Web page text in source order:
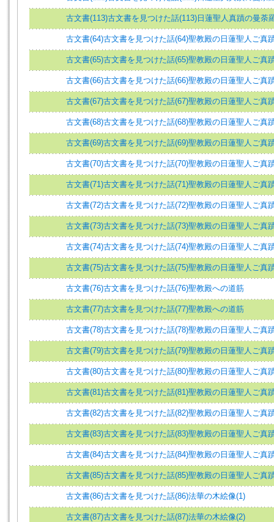
古文書(113)古文書を見つけた話(113)日蓮聖人真蹟の曼荼
古文書(64)古文書を見つけた話(64)聖教殿の日蓮聖人ご真
古文書(65)古文書を見つけた話(65)聖教殿の日蓮聖人ご真
古文書(66)古文書を見つけた話(66)聖教殿の日蓮聖人ご真
古文書(67)古文書を見つけた話(67)聖教殿の日蓮聖人ご真
古文書(68)古文書を見つけた話(68)聖教殿の日蓮聖人ご真
古文書(69)古文書を見つけた話(69)聖教殿の日蓮聖人ご真
古文書(70)古文書を見つけた話(70)聖教殿の日蓮聖人ご真
古文書(71)古文書を見つけた話(71)聖教殿の日蓮聖人ご真
古文書(72)古文書を見つけた話(72)聖教殿の日蓮聖人ご真
古文書(73)古文書を見つけた話(73)聖教殿の日蓮聖人ご真
古文書(74)古文書を見つけた話(74)聖教殿の日蓮聖人ご真
古文書(75)古文書を見つけた話(75)聖教殿の日蓮聖人ご真
古文書(76)古文書を見つけた話(76)聖教殿への道筋
古文書(77)古文書を見つけた話(77)聖教殿への道筋
古文書(78)古文書を見つけた話(78)聖教殿の日蓮聖人ご真
古文書(79)古文書を見つけた話(79)聖教殿の日蓮聖人ご真
古文書(80)古文書を見つけた話(80)聖教殿の日蓮聖人ご真
古文書(81)古文書を見つけた話(81)聖教殿の日蓮聖人ご真
古文書(82)古文書を見つけた話(82)聖教殿の日蓮聖人ご真
古文書(83)古文書を見つけた話(83)聖教殿の日蓮聖人ご真
古文書(84)古文書を見つけた話(84)聖教殿の日蓮聖人ご真
古文書(85)古文書を見つけた話(85)聖教殿の日蓮聖人ご真
古文書(86)古文書を見つけた話(86)法華の木絵像(1)
古文書(87)古文書を見つけた話(87)法華の木絵像(2)